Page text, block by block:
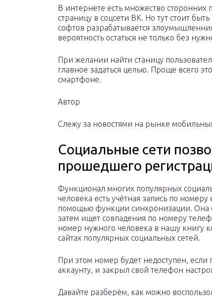
В интернете есть множество
страницу в соцсети ВК. Но тут стоит
софтов разрабатывается
вероятность остаться не только без
При желании найти станицу
главное задаться целью. Проще всего
смартфоне.
Автор
Слежу за новостями на рынке
Социальные сети
прошедшего
Функционал многих популярных
человека есть учётная запись по
помощью функции синхронизации. Она
затем ищет совпадения по номеру
номер нужного человека в нашу книгу
сайтах популярных социальных сетей.
При этом номер будет недоступен, если
аккаунту, и закрыл свой телефон
Давайте разберём, как можно